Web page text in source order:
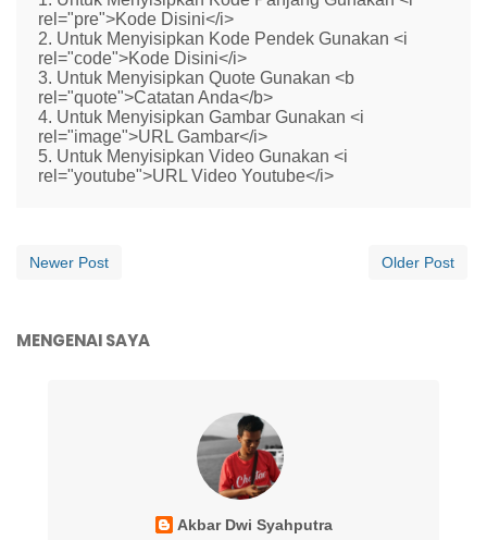
rel="pre">Kode Disini</i>
2. Untuk Menyisipkan Kode Pendek Gunakan <i
rel="code">Kode Disini</i>
3. Untuk Menyisipkan Quote Gunakan <b
rel="quote">Catatan Anda</b>
4. Untuk Menyisipkan Gambar Gunakan <i
rel="image">URL Gambar</i>
5. Untuk Menyisipkan Video Gunakan <i
rel="youtube">URL Video Youtube</i>
Newer Post Older Post
MENGENAI SAYA
Akbar Dwi Syahputra